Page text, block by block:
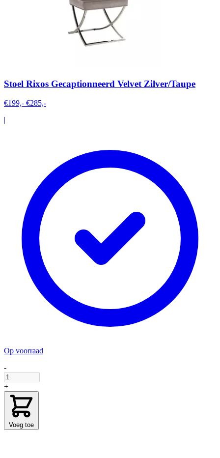
Stoel Rixos Gecaptionneerd Velvet Zilver/Taupe
€199,- €285,-
|
Op voorraad
-
+
Voeg toe